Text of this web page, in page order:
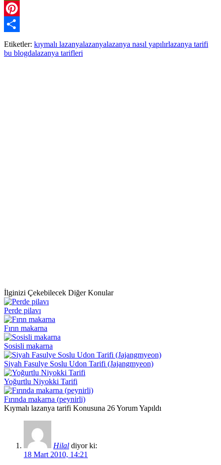
WhatsApp
Pinterest
Paylaş
Etiketler: kıymalı lazanyalazanyalazanya nasıl yapılırlazanya tarifi
bu blogdalazanya tarifleri
İlginizi Çekebilecek Diğer Konular
Perde pilavı
Fırın makarna
Sosisli makarna
Siyah Fasulye Soslu Udon Tarifi (Jajangmyeon)
Yoğurtlu Niyokki Tarifi
Fırında makarna (peynirli)
Kıymalı lazanya tarifi Konusuna 26 Yorum Yapıldı
Hilal diyor ki:
18 Mart 2010, 14:21